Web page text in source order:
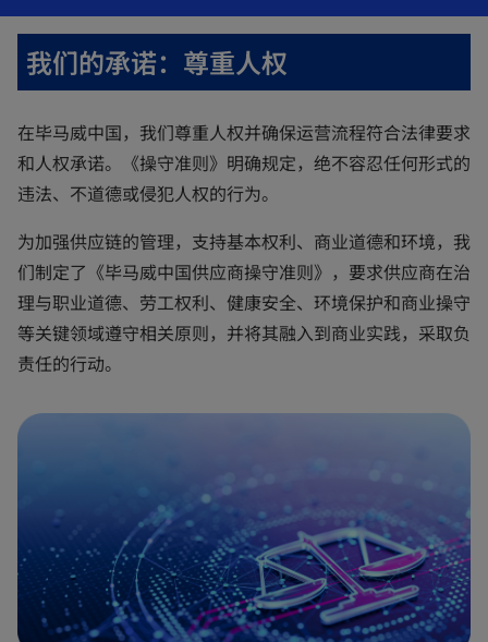
我们的承诺：尊重人权
在毕马威中国，我们尊重人权并确保运营流程符合法律要求
和人权承诺。《操守准则》明确规定，绝不容忍任何形式的
违法、不道德或侵犯人权的行为。
为加强供应链的管理，支持基本权利、商业道德和环境，我
们制定了《毕马威中国供应商操守准则》，要求供应商在治
理与职业道德、劳工权利、健康安全、环境保护和商业操守
等关键领域遵守相关原则，并将其融入到商业实践，采取负
责任的行动。